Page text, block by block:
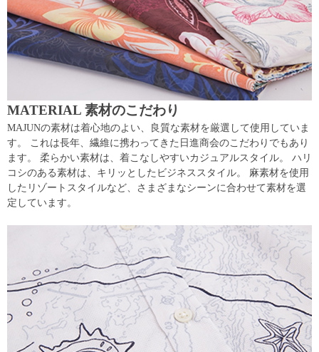
MATERIAL 素材のこだわり
MAJUNの素材は着心地のよい、良質な素材を厳選して使用していま
す。 これは長年、繊維に携わってきた日進商会のこだわりでもあり
ます。 柔らかい素材は、着こなしやすいカジュアルスタイル。 ハリ
コシのある素材は、キリッとしたビジネススタイル。 麻素材を使用
したリゾートスタイルなど、さまざまなシーンに合わせて素材を選
定しています。